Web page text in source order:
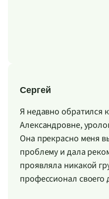
Сергей
Я недавно обратился
Александровне,
Она прекрасно меня
проблему и дала
проявляла никакой
профессионал своего